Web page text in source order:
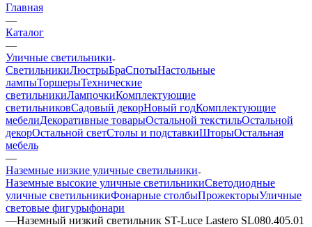
Главная
—
Каталог
—
Уличные светильники
СветильникиЛюстрыБраСпотыНастольные
лампыТоршерыТехнические
светильникиЛампочкиКомплектующие
светильниковСадовый декорНовый годКомплектующие
мебелиДекоративные товарыОстальной текстильОстальной
декорОстальной светСтолы и подставкиШторыОстальная
мебель
—
Наземные низкие уличные светильники
Наземные высокие уличные светильникиСветодиодные
уличные светильникиФонарные столбыПрожекторыУличные
световые фигурыфонари
—Наземный низкий светильник ST-Luce Lastero SL080.405.01